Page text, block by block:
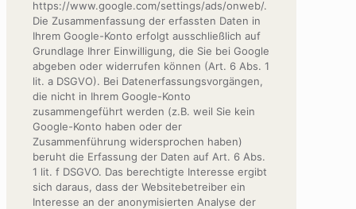
https://www.google.com/settings/ads/onweb/.
Die Zusammenfassung der erfassten Daten in
Ihrem Google-Konto erfolgt ausschließlich auf
Grundlage Ihrer Einwilligung, die Sie bei Google
abgeben oder widerrufen können (Art. 6 Abs. 1
lit. a DSGVO). Bei Datenerfassungsvorgängen,
die nicht in Ihrem Google-Konto
zusammengeführt werden (z.B. weil Sie kein
Google-Konto haben oder der
Zusammenführung widersprochen haben)
beruht die Erfassung der Daten auf Art. 6 Abs.
1 lit. f DSGVO. Das berechtigte Interesse ergibt
sich daraus, dass der Websitebetreiber ein
Interesse an der anonymisierten Analyse der